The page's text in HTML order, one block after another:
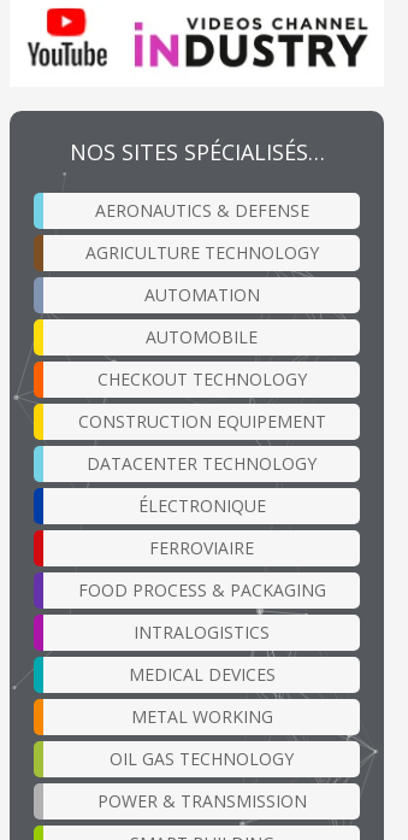
NOS SITES SPÉCIALISÉS…
AERONAUTICS & DEFENSE
AGRICULTURE TECHNOLOGY
AUTOMATION
AUTOMOBILE
CHECKOUT TECHNOLOGY
CONSTRUCTION EQUIPEMENT
DATACENTER TECHNOLOGY
ÉLECTRONIQUE
FERROVIAIRE
FOOD PROCESS & PACKAGING
INTRALOGISTICS
MEDICAL DEVICES
METAL WORKING
OIL GAS TECHNOLOGY
POWER & TRANSMISSION